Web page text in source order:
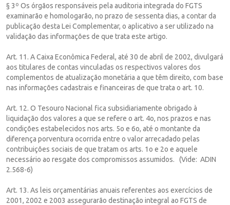
§ 3º Os órgãos responsáveis pela auditoria integrada do FGTS
examinarão e homologarão, no prazo de sessenta dias, a contar da
publicação desta Lei Complementar, o aplicativo a ser utilizado na
validação das informações de que trata este artigo.
Art. 11. A Caixa Econômica Federal, até 30 de abril de 2002, divulgará
aos titulares de contas vinculadas os respectivos valores dos
complementos de atualização monetária a que têm direito, com base
nas informações cadastrais e financeiras de que trata o art. 10.
Art. 12. O Tesouro Nacional fica subsidiariamente obrigado à
liquidação dos valores a que se refere o art. 4o, nos prazos e nas
condições estabelecidos nos arts. 5o e 6o, até o montante da
diferença porventura ocorrida entre o valor arrecadado pelas
contribuições sociais de que tratam os arts. 1o e 2o e aquele
necessário ao resgate dos compromissos assumidos. (Vide: ADIN
2.568-6)
Art. 13. As leis orçamentárias anuais referentes aos exercícios de
2001, 2002 e 2003 assegurarão destinação integral ao FGTS de